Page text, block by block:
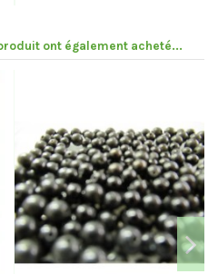
ont également acheté...